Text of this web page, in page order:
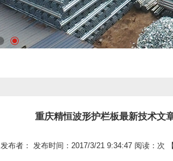
重庆精恒波形护栏板最新技术文
发布者： 发布时间：2017/3/21 9:34:47 阅读： 次